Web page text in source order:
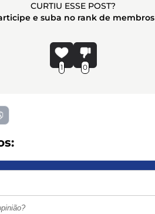
CURTIU ESSE POST?
e suba no rank de membros
1 0